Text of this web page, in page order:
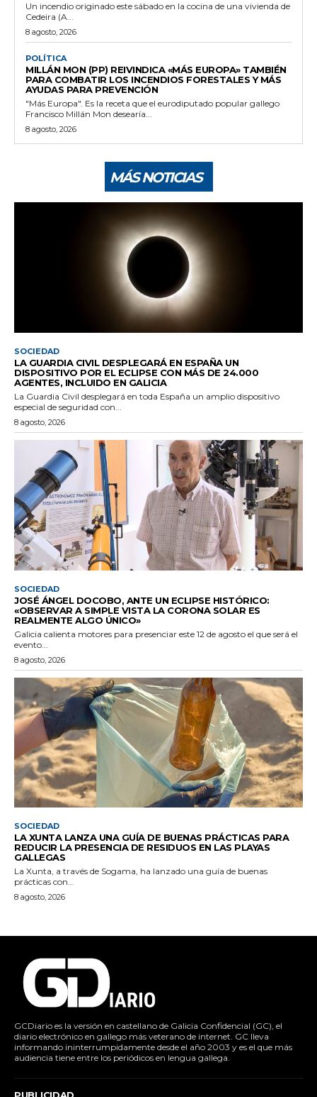
Un incendio originado este sábado en la cocina de una vivienda de
Cedeira (A...
8 agosto, 2026
POLÍTICA
MILLÁN MON (PP) REIVINDICA «MÁS EUROPA» TAMBIÉN
PARA COMBATIR LOS INCENDIOS FORESTALES Y MÁS
AYUDAS PARA PREVENCIÓN
"Más Europa". Es la receta que el eurodiputado popular gallego
Francisco Millán Mon desearía...
8 agosto, 2026
MÁS NOTICIAS
SOCIEDAD
LA GUARDIA CIVIL DESPLEGARÁ EN ESPAÑA UN
DISPOSITIVO POR EL ECLIPSE CON MÁS DE 24.000
AGENTES, INCLUIDO EN GALICIA
La Guardia Civil desplegará en toda España un amplio dispositivo
especial de seguridad con...
8 agosto, 2026
SOCIEDAD
JOSÉ ÁNGEL DOCOBO, ANTE UN ECLIPSE HISTÓRICO:
«OBSERVAR A SIMPLE VISTA LA CORONA SOLAR ES
REALMENTE ALGO ÚNICO»
Galicia calienta motores para presenciar este 12 de agosto el que será el
evento...
8 agosto, 2026
SOCIEDAD
LA XUNTA LANZA UNA GUÍA DE BUENAS PRÁCTICAS PARA
REDUCIR LA PRESENCIA DE RESIDUOS EN LAS PLAYAS
GALLEGAS
La Xunta, a través de Sogama, ha lanzado una guía de buenas
prácticas con...
8 agosto, 2026
GCDiario es la versión en castellano de Galicia Confidencial (GC), el
diario electrónico en gallego más veterano de internet. GC lleva
informando ininterrumpidamente desde el año 2003 y es el que más
audiencia tiene entre los periódicos en lengua gallega.